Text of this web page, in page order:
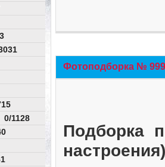
1128
Фотоподборка №
Подборка